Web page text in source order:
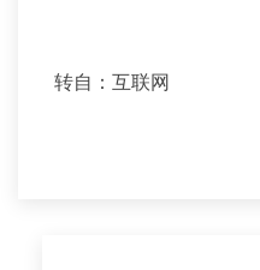
转自：互联网